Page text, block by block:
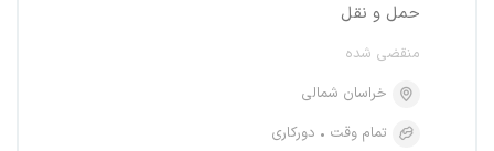
حمل و نقل
منقضی شده
خراسان شمالی
تمام وقت
دورکاری